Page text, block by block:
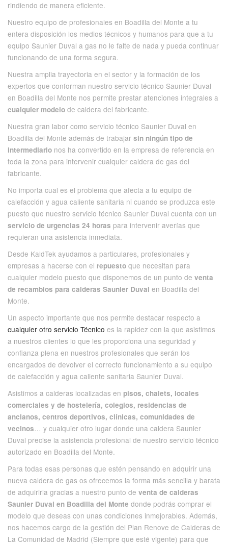
rindiendo de manera eficiente.
Nuestro equipo de profesionales en Boadilla del Monte a tu
entera disposición los medios técnicos y humanos para que a tu
equipo Saunier Duval a gas no le falte de nada y pueda continuar
funcionando de una forma segura.
Nuestra amplia trayectoria en el sector y la formación de los
expertos que conforman nuestro servicio técnico Saunier Duval
en Boadilla del Monte nos permite prestar atenciones integrales a
cualquier modelo de caldera del fabricante.
Nuestra gran labor como servicio técnico Saunier Duval en
Boadilla del Monte además de trabajar sin ningún tipo de
intermediario nos ha convertido en la empresa de referencia en
toda la zona para intervenir cualquier caldera de gas del
fabricante.
No importa cual es el problema que afecta a tu equipo de
calefacción y agua caliente sanitaria ni cuando se produzca este
puesto que nuestro servicio técnico Saunier Duval cuenta con un
servicio de urgencias 24 horas para intervenir averías que
requieran una asistencia inmediata.
Desde KaldTek ayudamos a particulares, profesionales y
empresas a hacerse con el repuesto que necesitan para
cualquier modelo puesto que disponemos de un punto de venta
de recambios para calderas Saunier Duval en Boadilla del
Monte.
Un aspecto importante que nos permite destacar respecto a
cualquier otro servicio Técnico es la rapidez con la que asistimos
a nuestros clientes lo que les proporciona una seguridad y
confianza plena en nuestros profesionales que serán los
encargados de devolver el correcto funcionamiento a su equipo
de calefacción y agua caliente sanitaria Saunier Duval.
Asistimos a calderas localizadas en pisos, chalets, locales
comerciales y de hostelería, colegios, residencias de
ancianos, centros deportivos, clínicas, comunidades de
vecinos… y cualquier otro lugar donde una caldera Saunier
Duval precise la asistencia profesional de nuestro servicio técnico
autorizado en Boadilla del Monte.
Para todas esas personas que estén pensando en adquirir una
nueva caldera de gas os ofrecemos la forma más sencilla y barata
de adquirirla gracias a nuestro punto de venta de calderas
Saunier Duval en Boadilla del Monte donde podrás comprar el
modelo que deseas con unas condiciones inmejorables. Además,
nos hacemos cargo de la gestión del Plan Renove de Calderas de
La Comunidad de Madrid (Siempre que esté vigente) para que